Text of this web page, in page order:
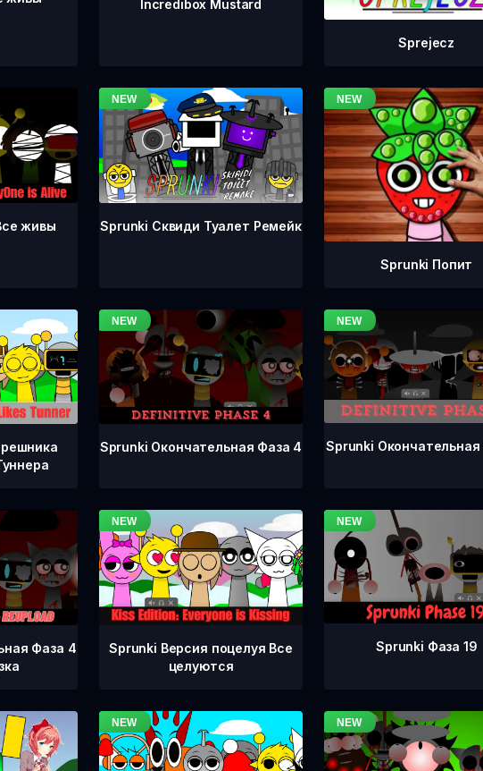
Incredibox Mustard
Sprejecz
живы Sprunki Сквиди Туалет Ремейк
Sprunki Попит
Sprunki Окончательная Фаза 4 Sprunki Окончательная
Фаза 4
Sprunki Версия поцелуя Все
целуются
Sprunki Фаза 19